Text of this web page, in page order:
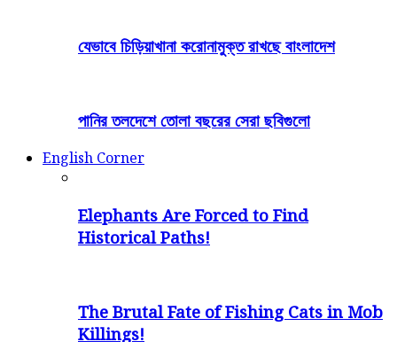
যেভাবে চিড়িয়াখানা করোনামুক্ত রাখছে বাংলাদেশ
পানির তলদেশে তোলা বছরের সেরা ছবিগুলো
English Corner
Elephants Are Forced to Find
Historical Paths!
The Brutal Fate of Fishing Cats in Mob
Killings!